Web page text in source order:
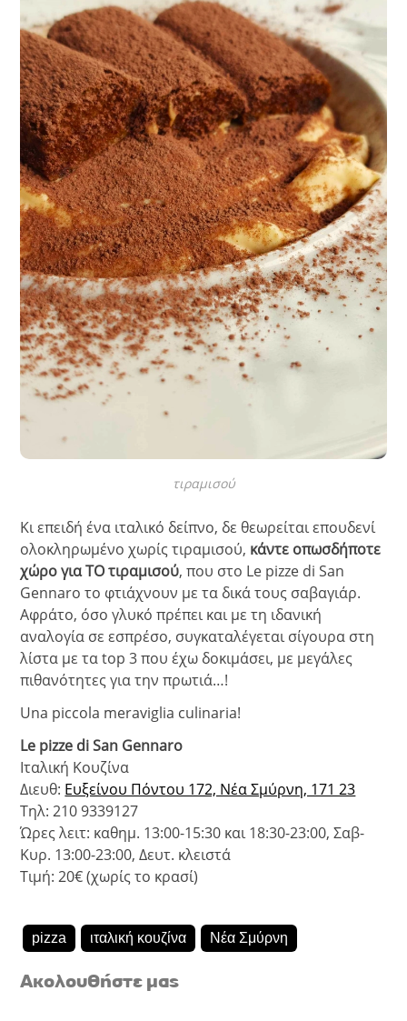
τιραμισού
Κι επειδή ένα ιταλικό δείπνο, δε θεωρείται επουδενί
ολοκληρωμένο χωρίς τιραμισού, κάντε οπωσδήποτε
χώρο για ΤΟ τιραμισού, που στο Le pizze di San
Gennaro το φτιάχνουν με τα δικά τους σαβαγιάρ.
Αφράτο, όσο γλυκό πρέπει και με τη ιδανική
αναλογία σε εσπρέσο, συγκαταλέγεται σίγουρα στη
λίστα με τα top 3 που έχω δοκιμάσει, με μεγάλες
πιθανότητες για την πρωτιά…!
Una piccola meraviglia culinaria!
Le pizze di San Gennaro
Ιταλική Κουζίνα
Διευθ: Ευξείνου Πόντου 172, Νέα Σμύρνη, 171 23
Τηλ: 210 9339127
Ώρες λειτ: καθημ. 13:00-15:30 και 18:30-23:00, Σαβ-
Κυρ. 13:00-23:00, Δευτ. κλειστά
Τιμή: 20€ (χωρίς το κρασί)
pizza ιταλική κουζίνα Νέα Σμύρνη
Ακολουθήστε μας